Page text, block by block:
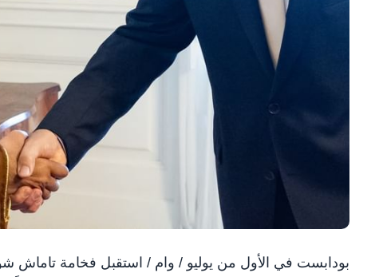
بودابست في الأول من يوليو / وام / استقبل فخامة تاماش